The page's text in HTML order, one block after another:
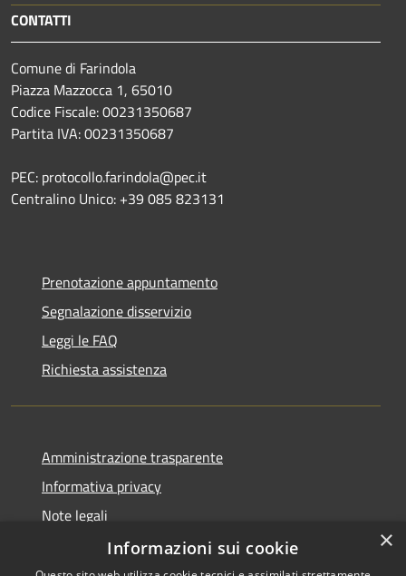
CONTATTI
Comune di Farindola
Piazza Mazzocca 1, 65010
Codice Fiscale: 00231350687
Partita IVA: 00231350687
PEC: protocollo.farindola@pec.it
Centralino Unico: +39 085 823131
Prenotazione appuntamento
Segnalazione disservizio
Leggi le FAQ
Richiesta assistenza
Amministrazione trasparente
Informativa privacy
Note legali
Dichiarazione di accessibilità
×
Informazioni sui cookie